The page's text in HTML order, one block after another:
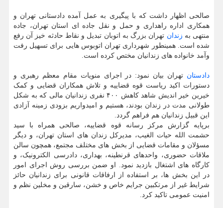
صالحی اظهار داشت که با پیگیری به عمل آمده دادستانی تهران و
همکاری اداره راهداری و حمل و نقل جاده ای استان تهران، جاده
منتهی به زندان تهران بزرگ به اتوبان تبدیل و نقاط حادثه خیز آن رفع
شده است. همینطور شهرداری تهران اتوبوس هایی برای تسهیل رفت
وآمد خانواده های زندانیان مختص کرده است.
دادستان تهران بیان نمود: در اجرای منویات مقام معظم رهبری و
دستورات اکید ریاست قوه قضاییه و تلاش همکاران قضایی و کمک
خیرین خیر اندیش شاهد کاهش ۴۰۰ نفری زندانیان مالی که به شکل
طولانی مدت در زندان بودند، هستیم و امیدواریم بزودی زمینه آزادی
این قبیل زندانیان هم فراهم گردد.
برپایه گزارش مرکز رسانه قوه قضاییه، صالحی همراه با سید
حشمت الله حیات الغیب، مدیرکل زندان های استان تهران، و دیگر
مسؤلان و مقامات قضایی از بخش های مختلف مجتمع، همچون سالن
ملاقات حضوری، واحدهای قرنطینه، بهداری، دادرسی الکترونیک، و
کارگاه های اشتغال بازدید نمود. او ضمن بررسی روش اجرای امور
در این بخش ها، بر استفاده از ارفاقات قانونی برای زندانیان حائز
شرایط غیر از مرتکبین جرایم خاص و خشن، سارقین و مخلین نظم و
امنیت عمومی تاکید کرد.